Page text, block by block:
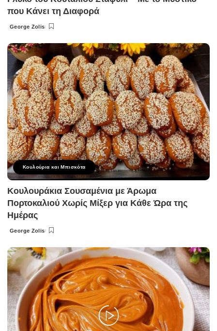
που Κάνει τη Διαφορά
Posted
George Zolis
Κουλούρια και Μπισκότα
Κουλουράκια Σουσαμένια με Άρωμα
Πορτοκαλιού Χωρίς Μίξερ για Κάθε Ώρα της
Ημέρας
Posted
George Zolis